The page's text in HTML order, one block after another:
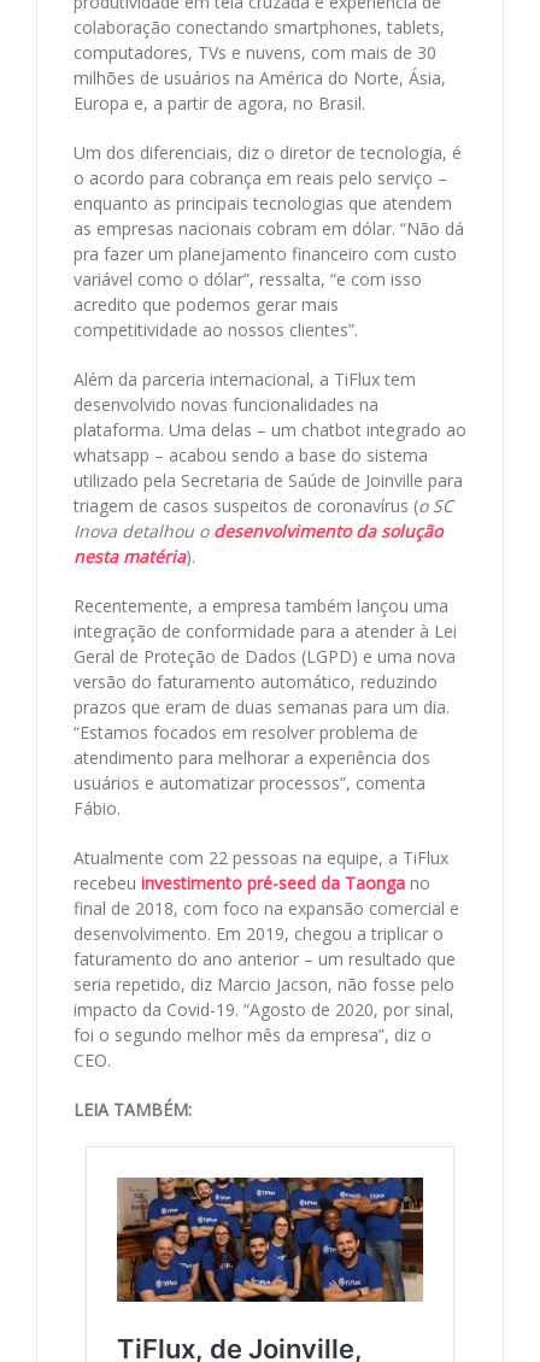
colaboração conectando smartphones, tablets,
computadores, TVs e nuvens, com mais de 30
milhões de usuários na América do Norte, Ásia,
Europa e, a partir de agora, no Brasil.
Um dos diferenciais, diz o diretor de tecnologia, é
o acordo para cobrança em reais pelo serviço –
enquanto as principais tecnologias que atendem
as empresas nacionais cobram em dólar. “Não dá
pra fazer um planejamento financeiro com custo
variável como o dólar”, ressalta, “e com isso
acredito que podemos gerar mais
competitividade ao nossos clientes”.
Além da parceria internacional, a TiFlux tem
desenvolvido novas funcionalidades na
plataforma. Uma delas – um chatbot integrado ao
whatsapp – acabou sendo a base do sistema
utilizado pela Secretaria de Saúde de Joinville para
triagem de casos suspeitos de coronavírus (o SC
Inova detalhou o desenvolvimento da solução
nesta matéria).
Recentemente, a empresa também lançou uma
integração de conformidade para a atender à Lei
Geral de Proteção de Dados (LGPD) e uma nova
versão do faturamento automático, reduzindo
prazos que eram de duas semanas para um dia.
“Estamos focados em resolver problema de
atendimento para melhorar a experiência dos
usuários e automatizar processos”, comenta
Fábio.
Atualmente com 22 pessoas na equipe, a TiFlux
recebeu investimento pré-seed da Taonga no
final de 2018, com foco na expansão comercial e
desenvolvimento. Em 2019, chegou a triplicar o
faturamento do ano anterior – um resultado que
seria repetido, diz Marcio Jacson, não fosse pelo
impacto da Covid-19. “Agosto de 2020, por sinal,
foi o segundo melhor mês da empresa”, diz o
CEO.
LEIA TAMBÉM: